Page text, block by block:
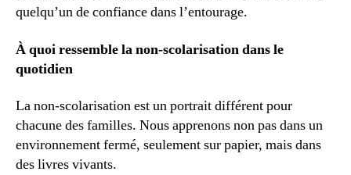
quelqu’un de confiance dans l’entourage.
À quoi ressemble la non-scolarisation dans le
quotidien
La non-scolarisation est un portrait différent pour
chacune des familles. Nous apprenons non pas dans un
environnement fermé, seulement sur papier, mais dans
des livres vivants.